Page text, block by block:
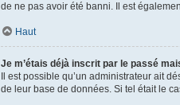
de ne pas avoir été banni. Il est
Haut
Je m’étais déjà inscrit par le passé
Il est possible qu’un administrateur ait
de leur base de données. Si tel était le